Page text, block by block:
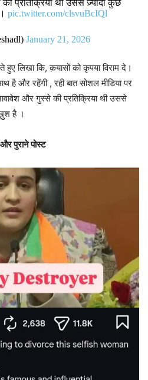
प्रतिक्रिया थी उससे ज़्यादा कुछ
pic.twitter.com/clsvuBcIQl
January 21, 2026
लिखा कि, क़यासों को कृपया विराम दे।
है और रहेंगी , रही बात सोशल मीडिया पर
भावावेश और गुस्से की प्रतिक्रिया थी उससे
है ।
पुराने पोस्ट